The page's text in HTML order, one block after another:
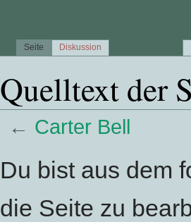
Quelltext der
← Carter Bell
Du bist aus dem
die Seite zu
Seite Diskussion